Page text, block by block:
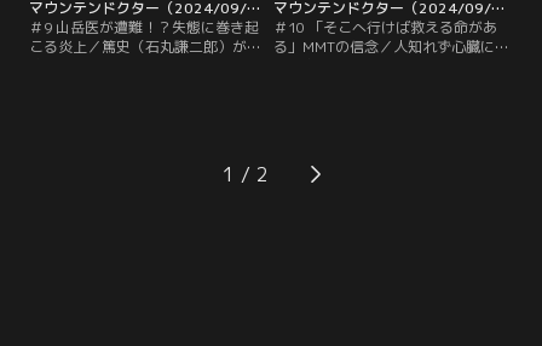
マウンテンドクター（2024/09/02放送分）第09話
＃9 山岳医が遭難！？失態に巻き起
こる炎上／篤史（石丸謙二郎）が入
パワハラがあったのではないかと問
い詰める。一方、歩（杉野遥亮）と
マウンテンドクター（2024/09/09放送分）第10話
＃10 「そこへ行けば救える命があ
る」MMTの信念／人知れず心臓に疾
近くで大規模な土砂災害が発生。入
院先の病院でニュースを見ていた江
1